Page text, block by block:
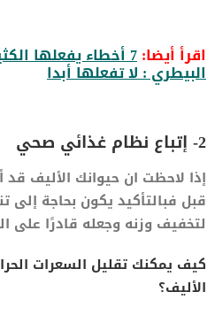
اقرأ أيضا: 7 أخطاء يفعلها
البيطري : لا تفعلها أبدا
2- إتباع نظام غذائي صحي
إذا لاحظت ان حيوانك الأليف
قبل فبالتأكيد يكون بحاجة إلى
لتخفيف وزنه وجعله قادرًا على
كيف يمكنك تقليل السعرات
الأليف؟